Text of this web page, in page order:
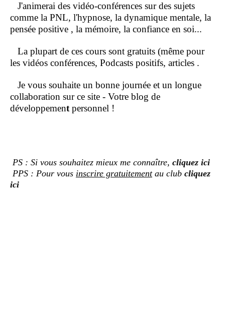
J'animerai des vidéo-conférences sur des sujets
comme la PNL, l'hypnose, la dynamique mentale, la
pensée positive , la mémoire, la confiance en soi...
La plupart de ces cours sont gratuits (même pour
les vidéos conférences, Podcasts positifs, articles .
Je vous souhaite un bonne journée et un longue
collaboration sur ce site - Votre blog de
développementpersonnel !
PS : Si vous souhaitez mieux me connaître, cliquez ici
PPS : Pour vous inscrire gratuitementau club cliquez
ici